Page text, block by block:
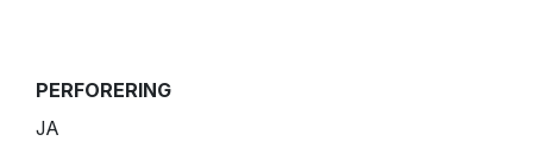
PERFORERING
JA